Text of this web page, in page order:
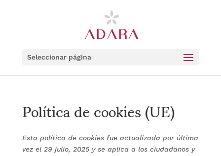
Seleccionar página
Política de cookies (UE)
Esta política de cookies fue actualizada por última
vez el 29 julio, 2025 y se aplica a los ciudadanos y